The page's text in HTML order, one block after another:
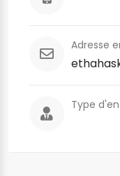
Adresse
Type